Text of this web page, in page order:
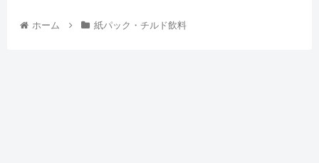
ホーム 紙パック・チルド飲料